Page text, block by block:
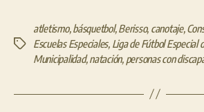
Etiquetas
atletismo,básquetbol,Berisso, canotaje,
Escuelas Especiales, Liga de Fútbol Especial
Municipalidad,natación, personas con